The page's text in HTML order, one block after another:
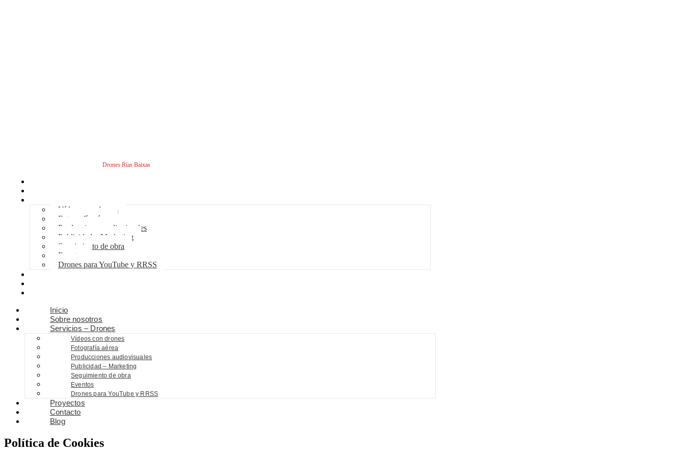
Drones Rías Baixas
Vídeos con drones
Fotografía aérea
Producciones audiovisuales
Publicidad – Marketing
Seguimiento de obra
Eventos
Drones para YouTube y RRSS
Inicio
Sobre nosotros
Servicios – Drones
Vídeos con drones
Fotografía aérea
Producciones audiovisuales
Publicidad – Marketing
Seguimiento de obra
Eventos
Drones para YouTube y RRSS
Proyectos
Contacto
Blog
Política de Cookies